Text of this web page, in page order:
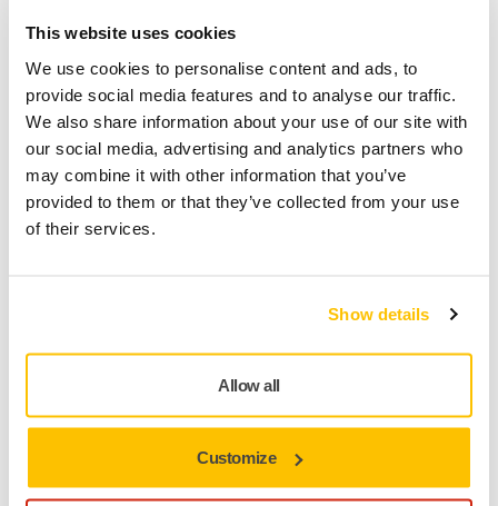
This website uses cookies
We use cookies to personalise content and ads, to
provide social media features and to analyse our traffic.
We also share information about your use of our site with
our social media, advertising and analytics partners who
may combine it with other information that you’ve
provided to them or that they’ve collected from your use
of their services.
Show details
Allow all
Customize
Technische details
Mirka® DecoSander Schuurpad 80 x 230 mm Tarra Multi
De **Mirka® DecoSander Schuurpad 80 x 230 mm Tarra
Multi** is een rechthoekige pad die de precisie tijdens
gedetailleerde schuurwerkzaamheden verbetert. Ideaal
voor nauwkeurig schuren en moeilijk bereikbare ruimtes,
schuurmateriaal stevig op zijn plaats, wat zorgt voor een
stabiele werking en extra veiligheid tijdens gebruik.
Compatibel met Mirka schuurmaterialen.
Hoekschuren: Bereikt lastige plekken en zorgt voor
gedetailleerd en grondig schuren.
Grip-bevestigingssysteem: Houdt het